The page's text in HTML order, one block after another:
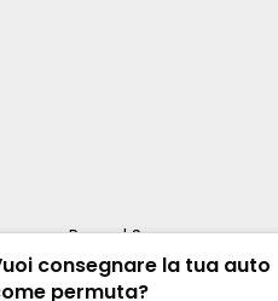
Renord S.p.a.
REA Milano 810796 |
Cookie Policy
consegnare la tua auto
permuta?